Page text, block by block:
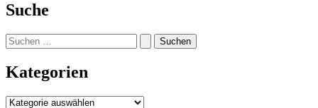
Suche
Suchen
nach:
Kategorien
Kategorien